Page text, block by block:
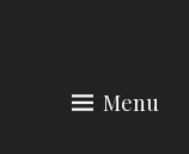
Menu